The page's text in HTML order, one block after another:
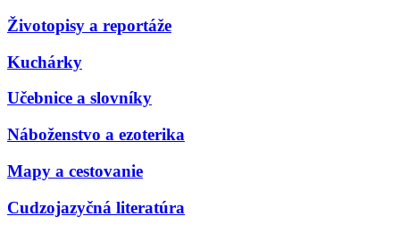
Životopisy a reportáže
Kuchárky
Učebnice a slovníky
Náboženstvo a ezoterika
Mapy a cestovanie
Cudzojazyčná literatúra